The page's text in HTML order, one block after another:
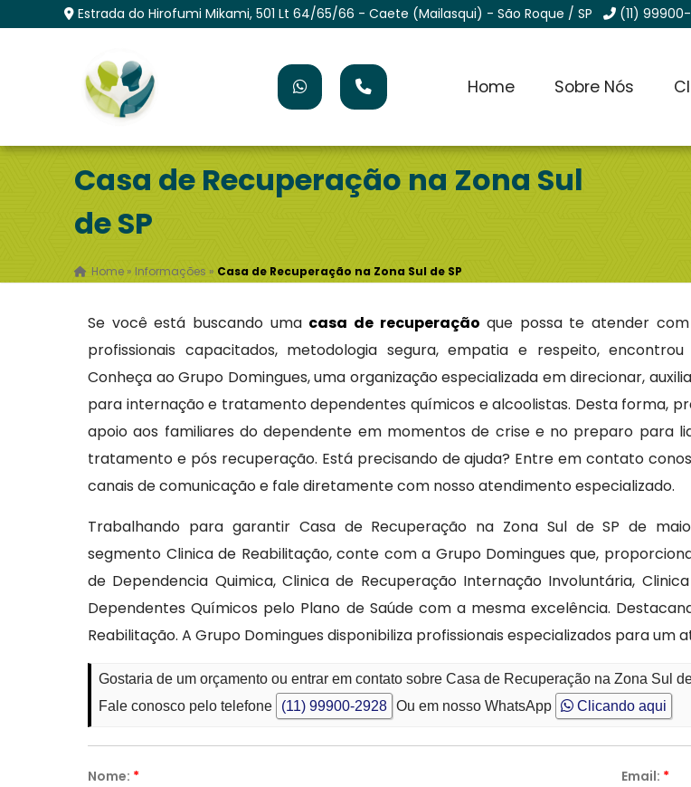
Estrada do Hirofumi Mikami, 501 Lt 64/65/66 - Caete (Mailasqui) - São Roque / SP (11)
Home Sobre Nós
Casa de Recuperação na Zona Sul
de SP
Home » Informações » Casa de Recuperação na Zona Sul de SP
Se você está buscando uma casa de recuperação que possa te atender
profissionais capacitados, metodologia segura, empatia e respeito,
Conheça ao Grupo Domingues, uma organização especializada em direcionar,
para internação e tratamento dependentes químicos e alcoolistas. Desta forma,
apoio aos familiares do dependente em momentos de crise e no preparo para
tratamento e pós recuperação. Está precisando de ajuda? Entre em contato
canais de comunicação e fale diretamente com nosso atendimento especializado.
Trabalhando para garantir Casa de Recuperação na Zona Sul de SP de
segmento Clinica de Reabilitação, conte com a Grupo Domingues que,
de Dependencia Quimica, Clinica de Recuperação Internação Involuntária,
Dependentes Químicos pelo Plano de Saúde com a mesma excelência.
Reabilitação. A Grupo Domingues disponibiliza profissionais especializados para um
Gostaria de um orçamento ou entrar em contato sobre Casa de Recuperação na Zona Sul
Fale conosco pelo telefone
(11) 99900-2928 Ou em nosso WhatsApp Clicando aqui
Nome: * Email: *